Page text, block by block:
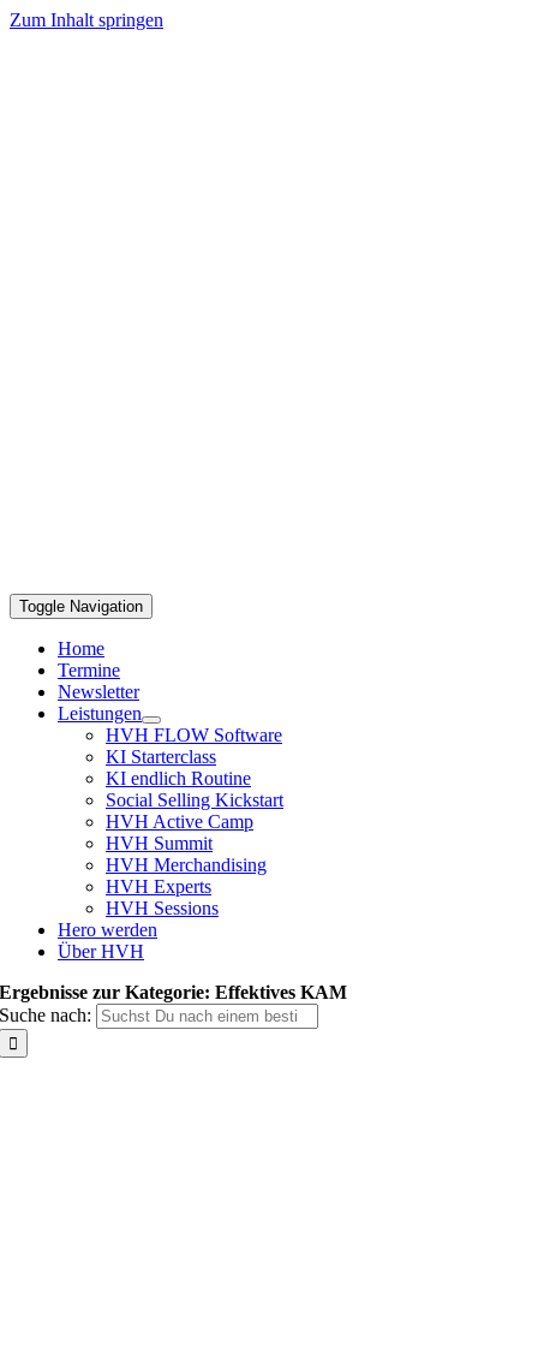
Zum Inhalt springen
Toggle Navigation
Home
Termine
Newsletter
Leistungen
HVH FLOW Software
KI Starterclass
KI endlich Routine
Social Selling Kickstart
HVH Active Camp
HVH Summit
HVH Merchandising
HVH Experts
HVH Sessions
Hero werden
Über HVH
Ergebnisse zur Kategorie: Effektives KAM
Suche nach: